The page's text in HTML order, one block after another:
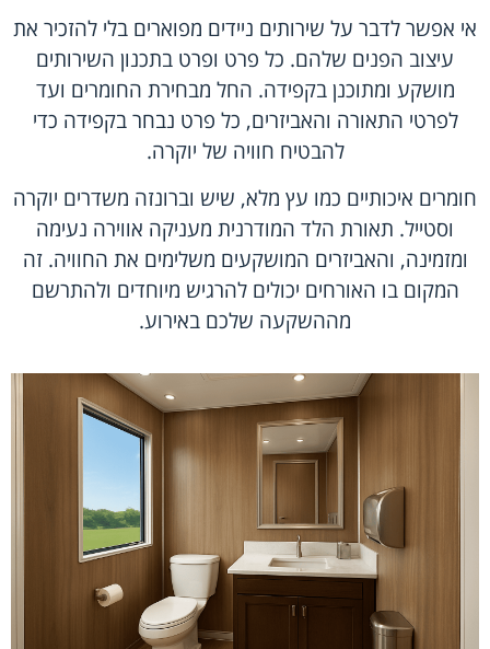
אי אפשר לדבר על שירותים ניידים מפוארים בלי להזכיר את
עיצוב הפנים שלהם. כל פרט ופרט בתכנון השירותים
מושקע ומתוכנן בקפידה. החל מבחירת החומרים ועד
לפרטי התאורה והאביזרים, כל פרט נבחר בקפידה כדי
להבטיח חוויה של יוקרה.
חומרים איכותיים כמו עץ מלא, שיש וברונזה משדרים יוקרה
וסטייל. תאורת הלד המודרנית מעניקה אווירה נעימה
ומזמינה, והאביזרים המושקעים משלימים את החוויה. זה
המקום בו האורחים יכולים להרגיש מיוחדים ולהתרשם
מההשקעה שלכם באירוע.